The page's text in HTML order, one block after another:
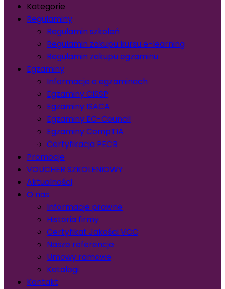
Kategorie
Regulaminy
Regulamin szkoleń
Regulamin zakupu kursu e-learning
Regulamin zakupu egzaminu
Egzaminy
Informacje o egzaminach
Egzaminy CISSP
Egzaminy ISACA
Egzaminy EC-Council
Egzaminy CompTIA
Certyfikacja PECB
Promocje
VOUCHER SZKOLENIOWY
Aktualności
O nas
Informacje prawne
Historia firmy
Certyfikat Jakości VCC
Nasze referencje
Umowy ramowe
Katalogi
Kontakt